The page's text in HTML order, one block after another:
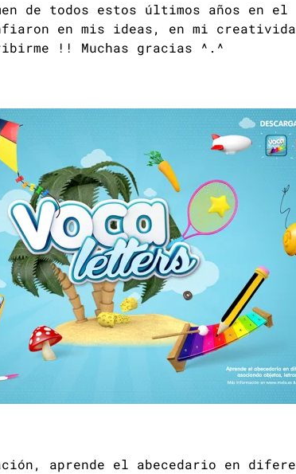
de todos estos últimos años en
en mis ideas, en mi
!! Muchas gracias ^.^
aprende el abecedario en